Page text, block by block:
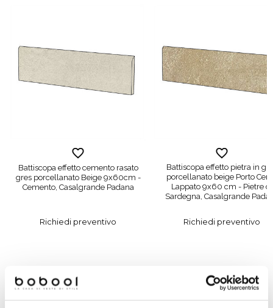
Battiscopa effetto cemento rasato
gres porcellanato Beige 9x60cm -
Cemento, Casalgrande Padana
Richiedi preventivo
Battiscopa effetto pietra in
porcellanato beige Porto
Lappato 9x60 cm - Pietre di
Sardegna, Casalgrande
Richiedi preventivo